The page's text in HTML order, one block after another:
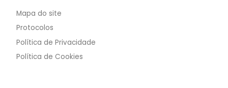
Mapa do site
Protocolos
Política de Privacidade
Política de Cookies